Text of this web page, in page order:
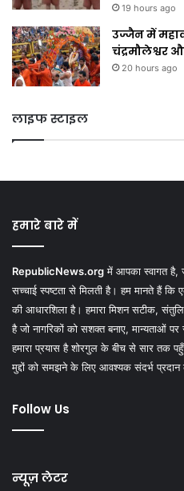
19 hours ago
उज्जैन में
चंद्रमौलेश्वर
20 hours ago
लाइफ स्टाइल
हमारे बारे में
RepublicNews.orgमें आपका स्वागत है,
सच्चाई स्पष्टता से मिलती है। हम मानते हैं
की आधारशिला है। हमारा मिशन सटीक,
है जो नागरिकों को सशक्त बनाए, मान्यताओं
हमारा प्रयास है शोरगुल के बीच से सार तक
मुद्दों को समझने के लिए आवश्यक संदर्भ प्रदान
Follow Us
न्यूज़ लेटर